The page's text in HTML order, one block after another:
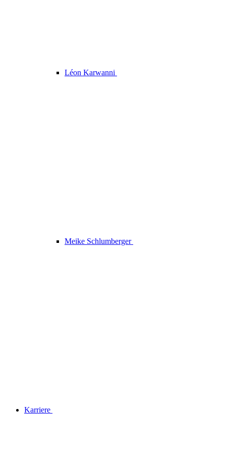
Léon Karwanni
Meike Schlumberger
Karriere